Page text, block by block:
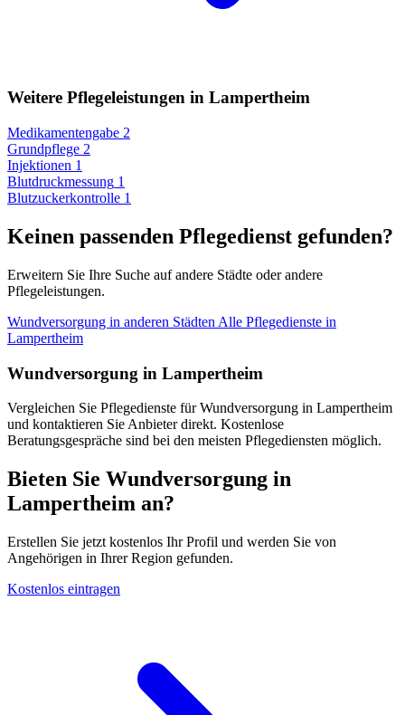
Weitere Pflegeleistungen in Lampertheim
Medikamentengabe 2
Grundpflege 2
Injektionen 1
Blutdruckmessung 1
Blutzuckerkontrolle 1
Keinen passenden Pflegedienst gefunden?
Erweitern Sie Ihre Suche auf andere Städte oder andere
Pflegeleistungen.
Wundversorgung in anderen Städten Alle Pflegedienste in
Lampertheim
Wundversorgung in Lampertheim
Vergleichen Sie Pflegedienste für Wundversorgung in Lampertheim
und kontaktieren Sie Anbieter direkt. Kostenlose
Beratungsgespräche sind bei den meisten Pflegediensten möglich.
Bieten Sie Wundversorgung in
Lampertheim an?
Erstellen Sie jetzt kostenlos Ihr Profil und werden Sie von
Angehörigen in Ihrer Region gefunden.
Kostenlos eintragen